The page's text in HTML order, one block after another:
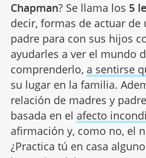
Chapman? Se llama los 5
decir, formas de actuar de
padre para con sus hijos
ayudarles a ver el mundo
comprenderlo, a sentirse
su lugar en la familia.
relación de madres y
basada en el afecto
afirmación y, como no, el
¿Practica tú en casa